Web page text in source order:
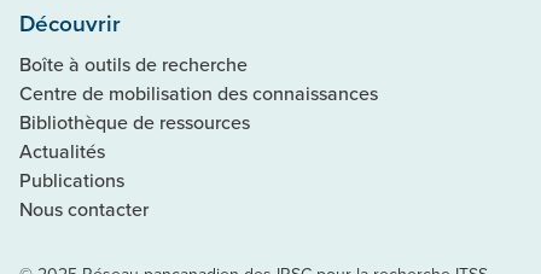
Découvrir
Boîte à outils de recherche
Centre de mobilisation des connaissances
Bibliothèque de ressources
Actualités
Publications
Nous contacter